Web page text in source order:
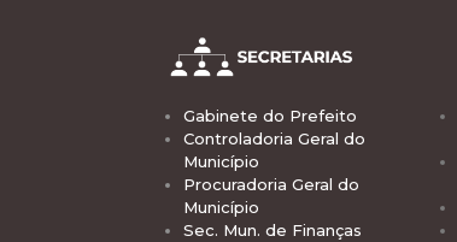
Gabinete do Prefeito
Controladoria Geral do
Município
Procuradoria Geral do
Município
Sec. Mun. de Finanças